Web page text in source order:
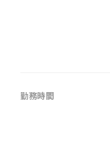
勤務時間